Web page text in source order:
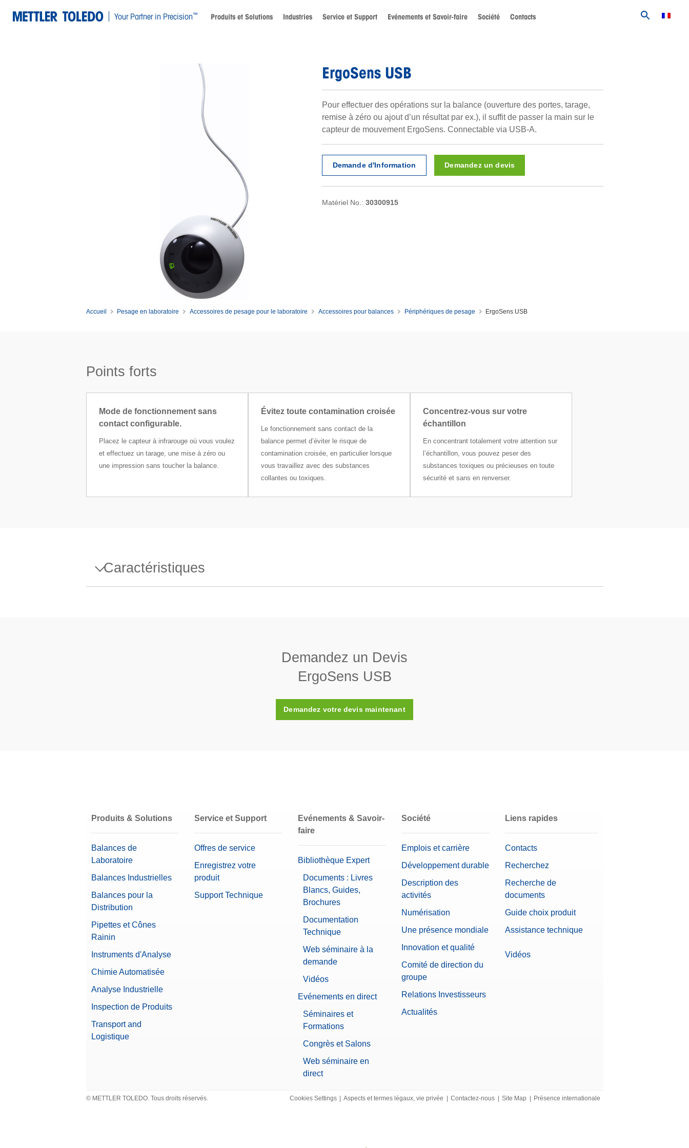
Your Partner in Precision™ Produits et Solutions Industries Service et Support Evénements et Savoir-faire Société Contacts
ErgoSens USB
Pour effectuer des opérations sur la balance (ouverture des portes, tarage,
remise à zéro ou ajout d’un résultat par ex.), il suffit de passer la main sur le
capteur de mouvement ErgoSens. Connectable via USB-A.
Demande d'Information Demandez un devis
Matériel No.: 30300915
Accueil Pesage en laboratoire Accessoires de pesage pour le laboratoire Accessoires pour balances Périphériques de pesage ErgoSens USB
Points forts
Mode de fonctionnement sans
contact configurable.
Placez le capteur à infrarouge où vous voulez
et effectuez un tarage, une mise à zéro ou
une impression sans toucher la balance.
Évitez toute contamination croisée
Le fonctionnement sans contact de la
balance permet d’éviter le risque de
contamination croisée, en particulier lorsque
vous travaillez avec des substances
collantes ou toxiques.
Concentrez-vous sur votre
échantillon
En concentrant totalement votre attention sur
l’échantillon, vous pouvez peser des
substances toxiques ou précieuses en toute
sécurité et sans en renverser.
Caractéristiques
Balances d’analyse XPR
Microbalances XPR
Sondes
Manipulation des échantillons
Demandez un Devis
ErgoSens USB
Demandez votre devis maintenant
Produits & Solutions
Balances de
Laboratoire
Balances Industrielles
Balances pour la
Distribution
Pipettes et Cônes
Rainin
Instruments d'Analyse
Chimie Automatisée
Analyse Industrielle
Inspection de Produits
Transport and
Logistique
Service et Support
Offres de service
Enregistrez votre
produit
Support Technique
Evénements & Savoir-
faire
Bibliothèque Expert
Documents : Livres
Blancs, Guides,
Brochures
Documentation
Technique
Web séminaire à la
demande
Vidéos
Evénements en direct
Séminaires et
Formations
Congrès et Salons
Web séminaire en
direct
Société
Emplois et carrière
Développement durable
Description des
activités
Numérisation
Une présence mondiale
Innovation et qualité
Comité de direction du
groupe
Relations Investisseurs
Actualités
Liens rapides
Contacts
Recherchez
Recherche de
documents
Guide choix produit
Assistance technique
Vidéos
© METTLER TOLEDO. Tous droits réservés. Cookies Settings Aspects et termes légaux, vie privée Contactez-nous Site Map Présence internationale